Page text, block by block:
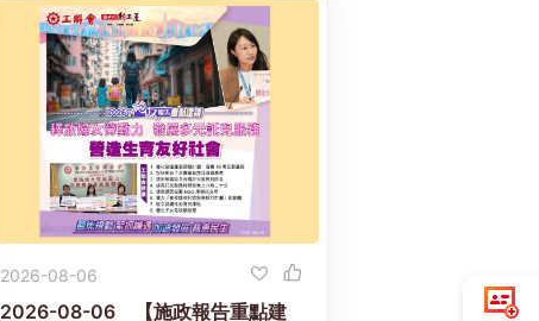
2026-08-06
2026-08-06 【施政報告重點建